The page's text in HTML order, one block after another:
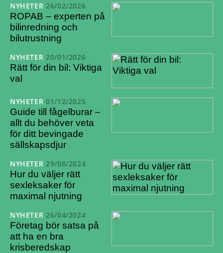
NYHETER 26/02/2026
ROPAB – experten på
bilinredning och
bilutrustning
NYHETER 20/01/2026
Rätt för din bil: Viktiga
val
NYHETER 01/12/2025
Guide till fågelburar –
allt du behöver veta
för ditt bevingade
sällskapsdjur
NYHETER 29/08/2024
Hur du väljer rätt
sexleksaker för
maximal njutning
NYHETER 26/04/2024
Företag bör satsa på
att ha en bra
krisberedskap